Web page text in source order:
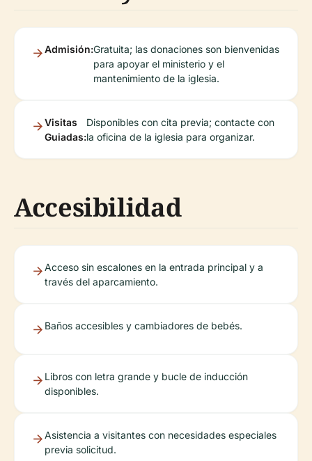
Admisión:Gratuita; las donaciones son bienvenidas
para apoyar el ministerio y el
mantenimiento de la iglesia.
Visitas
Guiadas:
Disponibles con cita previa; contacte con
la oficina de la iglesia para organizar.
Accesibilidad
Acceso sin escalones en la entrada principal y a
través del aparcamiento.
Baños accesibles y cambiadores de bebés.
Libros con letra grande y bucle de inducción
disponibles.
Asistencia a visitantes con necesidades especiales
previa solicitud.